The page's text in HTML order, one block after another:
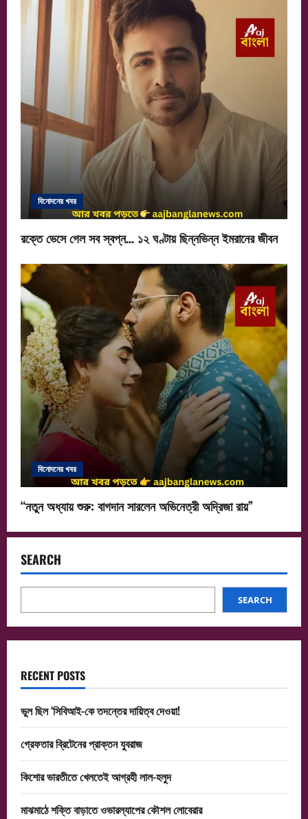
বিনোদনের খবর
রক্তে ভেসে গেল সব স্বপ্ন… ১২ ঘণ্টায় ছিন্নভিন্ন ইমরানের জীবন
বিনোদনের খবর
“নতুন অধ্যায় শুরু: বাগদান সারলেন অভিনেত্রী অদ্রিজা রায়”
SEARCH
SEARCH
RECENT POSTS
ভুল ছিল ‘সিবিআই-কে তদন্তের দায়িত্ব দেওয়া!
গ্রেফতার ব্রিটেনের প্রাক্তন যুবরাজ
কিশোর ভারতীতে খেলতেই আগ্রহী লাল-হলুদ
মাঝমাঠে শক্তি বাড়াতে ওভারল্যাপের কৌশল লোবেরার